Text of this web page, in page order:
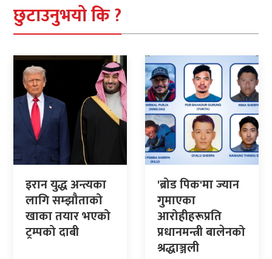
छुटाउनुभयो कि ?
इरान युद्ध अन्त्यका
लागि सम्झौताको
खाका तयार भएको
ट्रम्पको दाबी
'ब्रोड पिक'मा ज्यान
गुमाएका
आरोहीहरूप्रति
प्रधानमन्त्री बालेनको
श्रद्धाञ्जली